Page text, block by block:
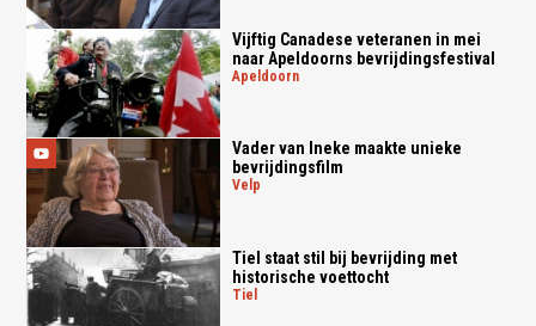
Vijftig Canadese veteranen in mei
naar Apeldoorns bevrijdingsfestival
apeldoorn
Vader van Ineke maakte unieke
bevrijdingsfilm
velp
Tiel staat stil bij bevrijding met
historische voettocht
tiel